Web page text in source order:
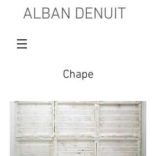
ALBAN DENUIT
Chape